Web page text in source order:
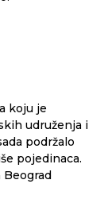
koju je
udruženja i
podržalo
pojedinaca.